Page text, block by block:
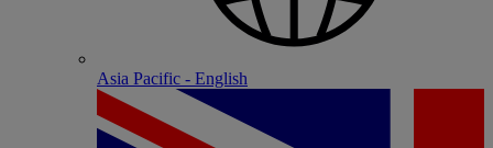
Asia Pacific - English